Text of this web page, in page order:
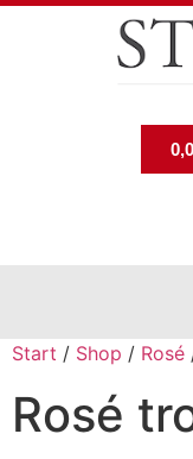
Start / Shop / Rosé
Rosé